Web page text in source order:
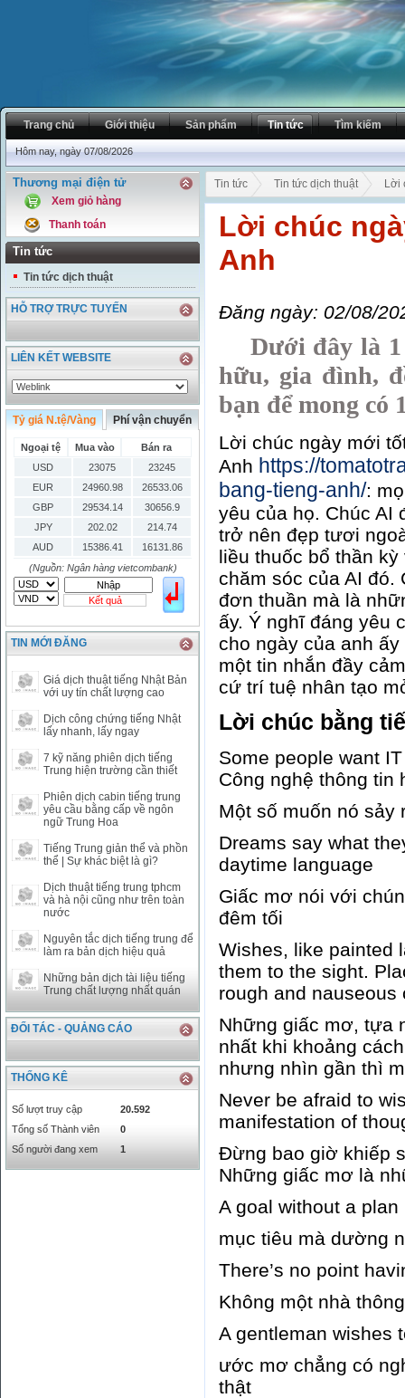
Trang chủ Giới thiệu Sản phẩm Tin tức Tìm kiếm
Hôm nay, ngày 07/08/2026
Thương mại điện tử
Xem giỏ hàng
Thanh toán
Tin tức
Tin tức dịch thuật
HỖ TRỢ TRỰC TUYẾN
LIÊN KẾT WEBSITE
Tỷ giá N.tệ/Vàng Phí vận chuyển
Ngoại tệ Mua vào
Bán ra
USD
23075
23245
EUR
24960.98
26533.06
GBP
29534.14
30656.9
JPY
202.02
214.74
AUD
15386.41
16131.86
HKD
2906.04
3028.6
SGD
16755.29
17427.08
THB
666.2
786.99
CAD
17223.74
18058.21
CHF
23161.62
24283.77
INR
0
340.14
KWD
0
79758.97
NOK
0
2658.47
RUB
0
418.79
SAR
0
SEK
0 2503.05
(Nguồn: Ngân hàng vietcombank)
Kết quả
TIN MỚI ĐĂNG
Giá dịch thuật tiếng Nhật Bản
với uy tín chất lượng cao
Dịch công chứng tiếng Nhật
lấy nhanh, lấy ngay
7 kỹ năng phiên dịch tiếng
Trung hiện trường cần thiết
Phiên dịch cabin tiếng trung
yêu cầu bằng cấp về ngôn
ngữ Trung Hoa
Tiếng Trung giản thể và phồn
thể | Sự khác biệt là gì?
Dịch thuật tiếng trung tphcm
và hà nội cũng như trên toàn
nước
Nguyên tắc dịch tiếng trung để
làm ra bản dịch hiệu quả
Những bản dịch tài liệu tiếng
Trung chất lượng nhất quán
ĐỐI TÁC - QUẢNG CÁO
THỐNG KÊ
Số lượt truy cập
20.592
Tổng số Thành viên
0
Số người đang xem
1
Tin tức Tin tức dịch thuật Lời
Lời chúc
Anh
Đăng ngày: 02/08/
Dưới đây là 1
hữu, gia đình,
bạn để mong có
Lời chúc ngày mới
Anh https://
bang-tieng-anh/:
yêu của họ. Chúc AI
trở nên đẹp tươi
liều thuốc bổ thần
chăm sóc của AI đó.
đơn thuần mà là
ấy. Ý nghĩ đáng yêu
cho ngày của anh
một tin nhắn đầy
cứ trí tuệ nhân tạo
Lời chúc bằng
Some people want
Công nghệ thông tin
Một số muốn nó sảy
Dreams say what
daytime language
Giấc mơ nói với
đêm tối
Wishes, like painted
them to the sight.
rough and nauseous
Những giấc mơ, tựa
nhất khi khoảng
nhưng nhìn gần thì
Never be afraid to
manifestation of
Đừng bao giờ khiếp
Những giấc mơ là
A goal without a
mục tiêu mà dường
There’s no point
Không một nhà
A gentleman wishes
ước mơ chẳng có
thật